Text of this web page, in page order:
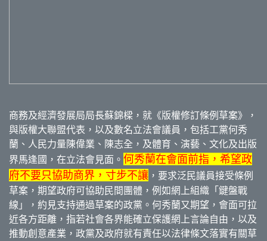
商務及經濟發展局局長蘇錦樑，就《版權修訂條例草案》，
與版權大聯盟代表，以及數名立法會議員，包括工黨何秀
蘭、人民力量陳偉業、陳志全，及體育、演藝、文化及出版
界馬逢國，在立法會見面。 何秀蘭在會面前指，希望政
府不要只協助商界，寸步不讓 ，要求泛民議員接受條例
草案，期望政府可協助民間團體，例如網上組織「鍵盤戰
線」，約見支持通過草案的政黨。何秀蘭又期望，會面可拉
近各方距離，指若社會各界能確立保護網上言論自由，以及
推動創意產業，政黨及政府就有責任以法律條文落實有關草